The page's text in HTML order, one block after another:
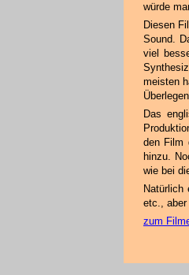
würde
Diesen
Sound.
viel
meisten
Das
den Film
hinzu.
wie bei
Natürlich
etc.,
zum